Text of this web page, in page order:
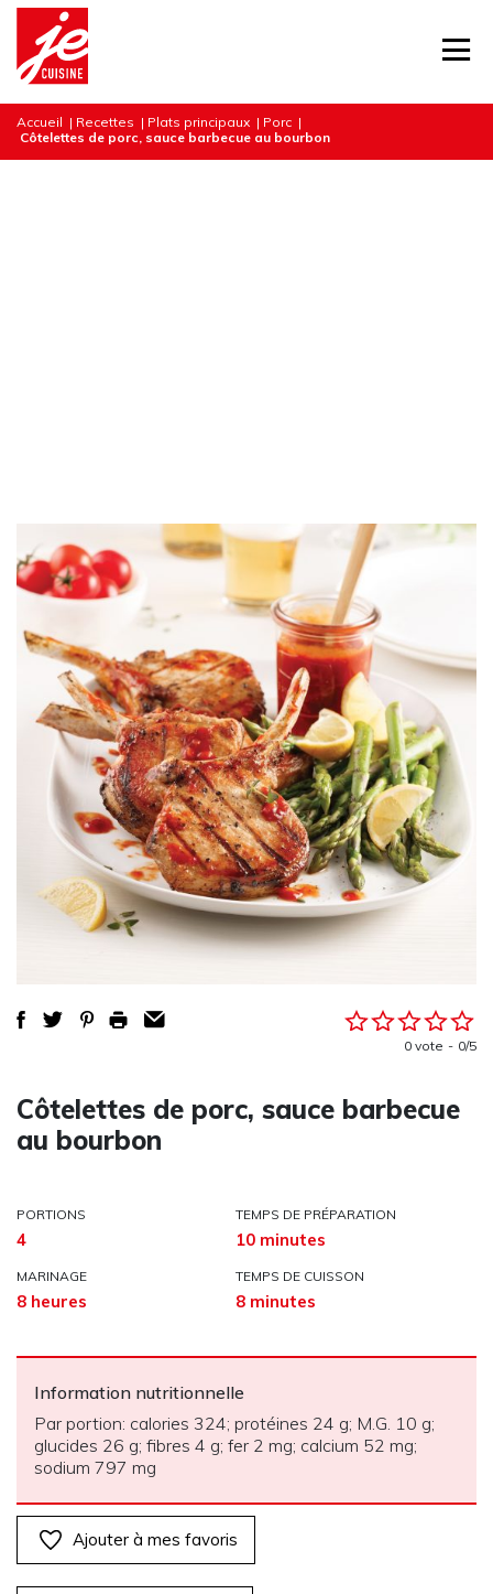
Accueil | Recettes | Plats principaux | Porc |
Côtelettes de porc, sauce barbecue au bourbon
0 vote 0/5
Côtelettes de porc, sauce barbecue
au bourbon
PORTIONS
4
TEMPS DE PRÉPARATION
10 minutes
MARINAGE
8 heures
TEMPS DE CUISSON
8 minutes
Information nutritionnelle
Par portion: calories 324; protéines 24 g; M.G. 10 g;
glucides 26 g; fibres 4 g; fer 2 mg; calcium 52 mg;
sodium 797 mg
Ajouter à mes favoris